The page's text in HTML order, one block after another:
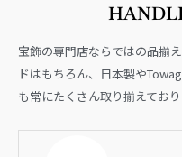
宝飾の専門店ならではの品揃
ドはもちろん、日本製や
も常にたくさん取り揃えており